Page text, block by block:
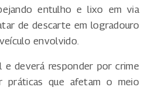
entulho e lixo em via
de descarte em logradouro
envolvido.
e deverá responder por crime
práticas que afetam o meio